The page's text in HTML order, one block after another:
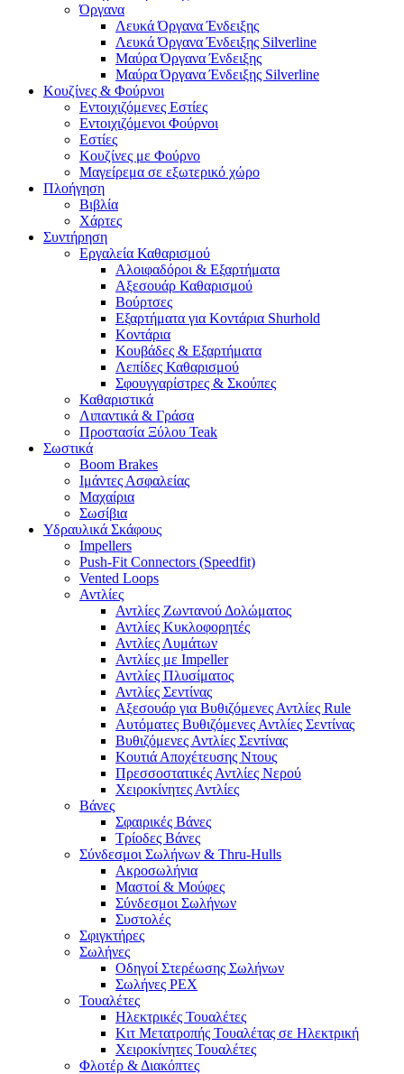
Όργανα
Λευκά Όργανα Ένδειξης
Λευκά Όργανα Ένδειξης Silverline
Μαύρα Όργανα Ένδειξης
Μαύρα Όργανα Ένδειξης Silverline
Κουζίνες & Φούρνοι
Εντοιχιζόμενες Εστίες
Εντοιχιζόμενοι Φούρνοι
Εστίες
Κουζίνες με Φούρνο
Μαγείρεμα σε εξωτερικό χώρο
Πλοήγηση
Βιβλία
Χάρτες
Συντήρηση
Εργαλεία Καθαρισμού
Αλοιφαδόροι & Εξαρτήματα
Αξεσουάρ Καθαρισμού
Βούρτσες
Εξαρτήματα για Κοντάρια Shurhold
Κοντάρια
Κουβάδες & Εξαρτήματα
Λεπίδες Καθαρισμού
Σφουγγαρίστρες & Σκούπες
Καθαριστικά
Λιπαντικά & Γράσα
Προστασία Ξύλου Teak
Σωστικά
Boom Brakes
Ιμάντες Ασφαλείας
Μαχαίρια
Σωσίβια
Υδραυλικά Σκάφους
Impellers
Push-Fit Connectors (Speedfit)
Vented Loops
Αντλίες
Αντλίες Ζωντανού Δολώματος
Αντλίες Κυκλοφορητές
Αντλίες Λυμάτων
Αντλίες με Impeller
Αντλίες Πλυσίματος
Αντλίες Σεντίνας
Αξεσουάρ για Βυθιζόμενες Αντλίες Rule
Αυτόματες Βυθιζόμενες Αντλίες Σεντίνας
Βυθιζόμενες Αντλίες Σεντίνας
Κουτιά Αποχέτευσης Ντους
Πρεσσοστατικές Αντλίες Νερού
Χειροκίνητες Αντλίες
Βάνες
Σφαιρικές Βάνες
Τρίοδες Βάνες
Σύνδεσμοι Σωλήνων & Thru-Hulls
Ακροσωλήνια
Μαστοί & Μούφες
Σύνδεσμοι Σωλήνων
Συστολές
Σφιγκτήρες
Σωλήνες
Οδηγοί Στερέωσης Σωλήνων
Σωλήνες PEX
Τουαλέτες
Ηλεκτρικές Τουαλέτες
Κιτ Μετατροπής Τουαλέτας σε Ηλεκτρική
Χειροκίνητες Τουαλέτες
Φλοτέρ & Διακόπτες